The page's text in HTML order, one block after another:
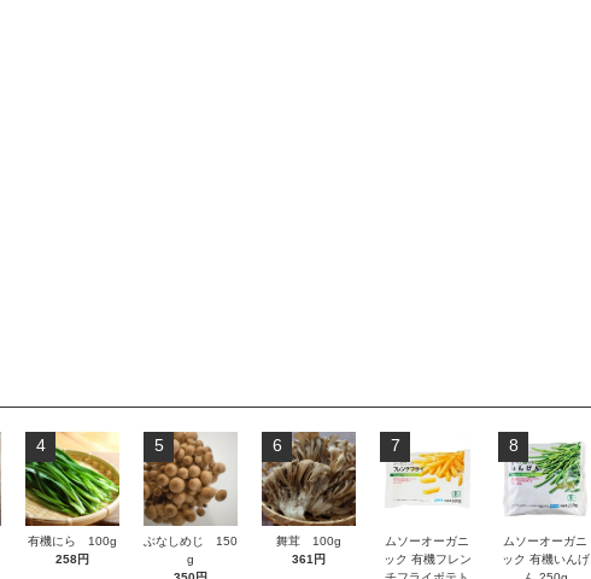
4
有機にら 100g
258円
5
ぶなしめじ 150
g
6
舞茸 100g
361円
7
ムソーオーガニ
ック 有機フレン
8
ムソーオーガニ
ック 有機いんげ